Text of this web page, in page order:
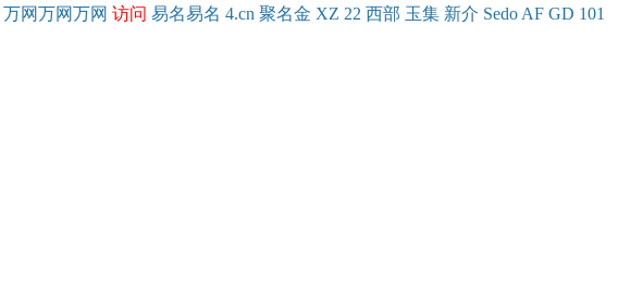
万网万网万网 访问 易名易名 4.cn 聚名金 XZ 22 西部 玉集 新介 Sedo AF GD 101